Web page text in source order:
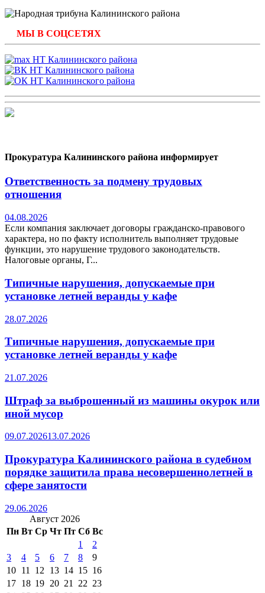
МЫ В СОЦСЕТЯХ
Прокуратура Калининского района информирует
Ответственность за подмену трудовых
отношения
04.08.2026
Если компания заключает договоры гражданско-правового
характера, но по факту исполнитель выполняет трудовые
функции, это нарушение трудового законодательств.
Налоговые органы, Г...
Типичные нарушения, допускаемые при
установке летней веранды у кафе
28.07.2026
Типичные нарушения, допускаемые при
установке летней веранды у кафе
21.07.2026
Штраф за выброшенный из машины окурок или
иной мусор
09.07.202613.07.2026
Прокуратура Калининского района в судебном
порядке защитила права несовершеннолетней в
сфере занятости
29.06.2026
Август 2026
Пн Вт Ср Чт Пт Сб Вс
1
2
3
4 5 6 7 8
9
10 11 12 13 14 15 16
17 18 19 20 21 22 23